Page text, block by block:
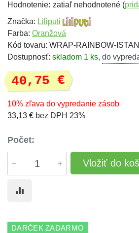
Hodnotenie: zatiaľ nehodnotené (
Značka: Liliputi
Farba: Oranžová
Kód tovaru: WRAP-RAINBOW-
Dostupnosť: skladom 1 ks, do
40,75 €
10% zľava do vypredanie zásob
33,13 € bez DPH 23%
Počet:
Vložiť do
DARČEK ZADARMO